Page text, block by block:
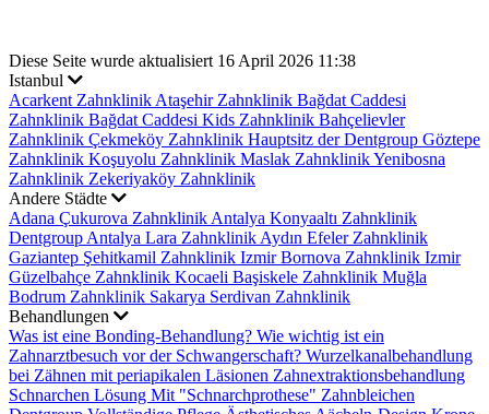
Diese Seite wurde aktualisiert 16 April 2026 11:38
Istanbul
Acarkent Zahnklinik Ataşehir Zahnklinik Bağdat Caddesi
Zahnklinik Bağdat Caddesi Kids Zahnklinik Bahçelievler
Zahnklinik Çekmeköy Zahnklinik Hauptsitz der Dentgroup Göztepe
Zahnklinik Koşuyolu Zahnklinik Maslak ZahnklinikYenibosna
Zahnklinik Zekeriyaköy Zahnklinik
Andere Städte
Adana Çukurova Zahnklinik Antalya Konyaaltı Zahnklinik
Dentgroup Antalya Lara Zahnklinik Aydın Efeler Zahnklinik
Gaziantep Şehitkamil Zahnklinik Izmir Bornova Zahnklinik Izmir
Güzelbahçe Zahnklinik Kocaeli Başiskele Zahnklinik Muğla
Bodrum Zahnklinik Sakarya Serdivan Zahnklinik
Behandlungen
Was ist eine Bonding-Behandlung? Wie wichtig ist ein
Zahnarztbesuch vor der Schwangerschaft? Wurzelkanalbehandlung
bei Zähnen mit periapikalen Läsionen Zahnextraktionsbehandlung
Schnarchen Lösung Mit "Schnarchprothese" Zahnbleichen